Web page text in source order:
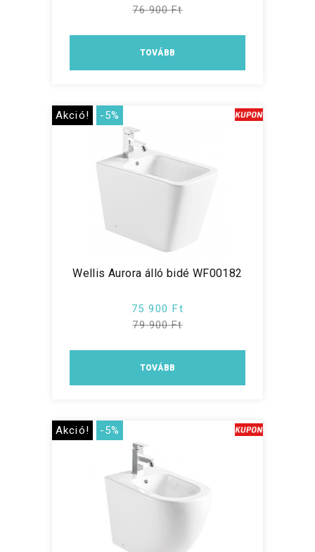
76 900 Ft
TOVÁBB
Akció! -5%
Wellis Aurora álló bidé WF00182
75 900 Ft
79 900 Ft
TOVÁBB
Akció! -5%